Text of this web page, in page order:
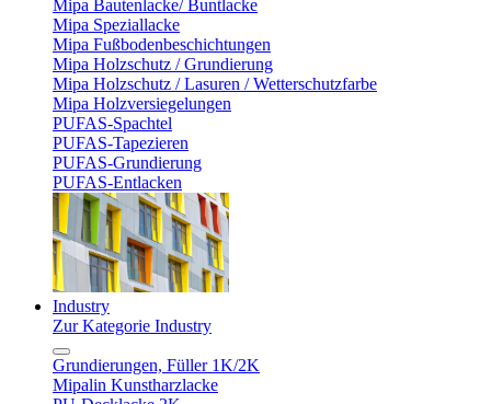
Mipa Bautenlacke/ Buntlacke
Mipa Speziallacke
Mipa Fußbodenbeschichtungen
Mipa Holzschutz / Grundierung
Mipa Holzschutz / Lasuren / Wetterschutzfarbe
Mipa Holzversiegelungen
PUFAS-Spachtel
PUFAS-Tapezieren
PUFAS-Grundierung
PUFAS-Entlacken
Industry
Zur Kategorie Industry
Grundierungen, Füller 1K/2K
Mipalin Kunstharzlacke